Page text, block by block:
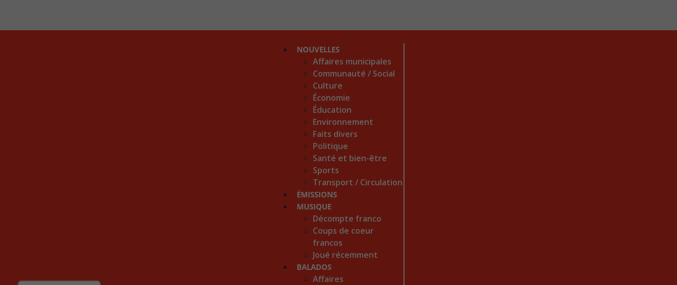
NOUVELLES
Affaires municipales
Communauté / Social
Culture
Économie
Éducation
Environnement
Faits divers
Politique
Santé et bien-être
Sports
Transport / Circulation
ÉMISSIONS
MUSIQUE
Décompte franco
Coups de coeur
francos
Joué récemment
BALADOS
Affaires